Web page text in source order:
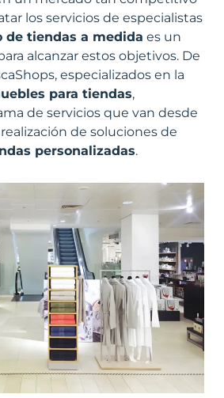
los servicios de especialistas
de tiendas a medida es un
alcanzar estos objetivos. De
, especializados en la
para tiendas,
de servicios que van desde
de soluciones de
personalizadas.